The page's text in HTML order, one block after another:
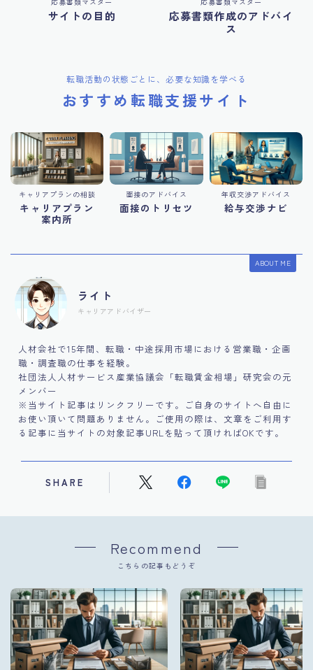
サイトの目的
応募書類作成のアドバイ
ス
転職活動の状態ごとに、必要な知識を学べる
おすすめ転職支援サイト
キャリアプランの相談
キャリアプラン
案内所
面接のアドバイス
面接のトリセツ
年収交渉アドバイス
給与交渉ナビ
ABOUT ME
ライト
キャリアアドバイザー
人材会社で15年間、転職・中途採用市場における営業職・企画
職・調査職の仕事を経験。
社団法人人材サービス産業協議会「転職賃金相場」研究会の元
メンバー
※当サイト記事はリンクフリーです。ご自身のサイトへ自由に
お使い頂いて問題ありません。ご使用の際は、文章をご利用す
る記事に当サイトの対象記事URLを貼って頂ければOKです。
SHARE
Recommend
こちらの記事もどうぞ